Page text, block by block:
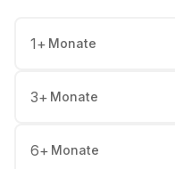
1+ Monate
3+ Monate
6+ Monate